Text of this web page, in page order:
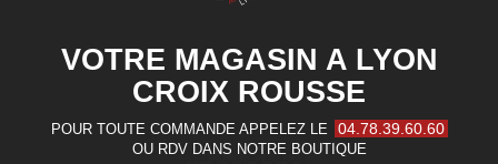
VOTRE MAGASIN A LYON
CROIX ROUSSE
POUR TOUTE COMMANDE APPELEZ LE 04.78.39.60.60
OU RDV DANS NOTRE BOUTIQUE